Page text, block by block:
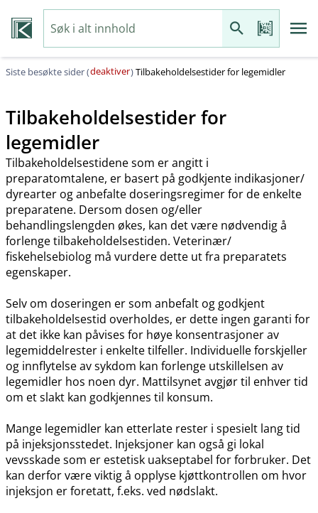
Siste besøkte sider (deaktiver)Tilbakeholdelsestider for legemidler
Tilbakeholdelsestider for
legemidler
Tilbakeholdelsestidene som er angitt i
preparatomtalene, er basert på godkjente indikasjoner​/​
dyrearter og anbefalte doseringsregimer for de enkelte
preparatene. Dersom dosen og​/​eller
behandlingslengden økes, kan det være nødvendig å
forlenge tilbakeholdelsestiden. Veterinær​/​
fiskehelsebiolog må vurdere dette ut fra preparatets
egenskaper.
Selv om doseringen er som anbefalt og godkjent
tilbakeholdelsestid overholdes, er dette ingen garanti for
at det ikke kan påvises for høye konsentrasjoner av
legemiddelrester i enkelte tilfeller. Individuelle forskjeller
og innflytelse av sykdom kan forlenge utskillelsen av
legemidler hos noen dyr. Mattilsynet avgjør til enhver tid
om et slakt kan godkjennes til konsum.
Mange legemidler kan etterlate rester i spesielt lang tid
på injeksjonsstedet. Injeksjoner kan også gi lokal
vevsskade som er estetisk uakseptabel for forbruker. Det
kan derfor være viktig å opplyse kjøttkontrollen om hvor
injeksjon er foretatt, f.eks. ved nødslakt.